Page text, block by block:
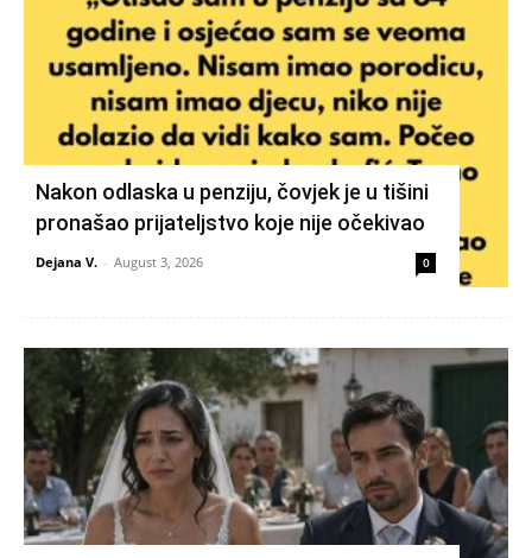
Nakon odlaska u penziju, čovjek je u tišini
pronašao prijateljstvo koje nije očekivao
Dejana V. - August 3, 2026 0